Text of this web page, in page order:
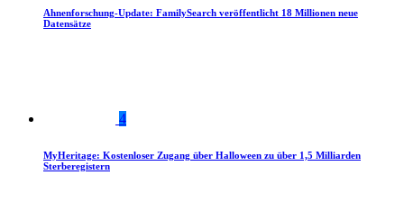
Ahnenforschung-Update: FamilySearch veröffentlicht 18 Millionen neue
Datensätze
4
MyHeritage: Kostenloser Zugang über Halloween zu über 1,5 Milliarden
Sterberegistern